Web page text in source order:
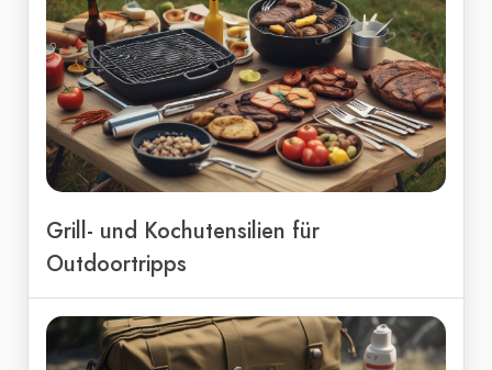
Grill- und Kochutensilien für
Outdoortripps